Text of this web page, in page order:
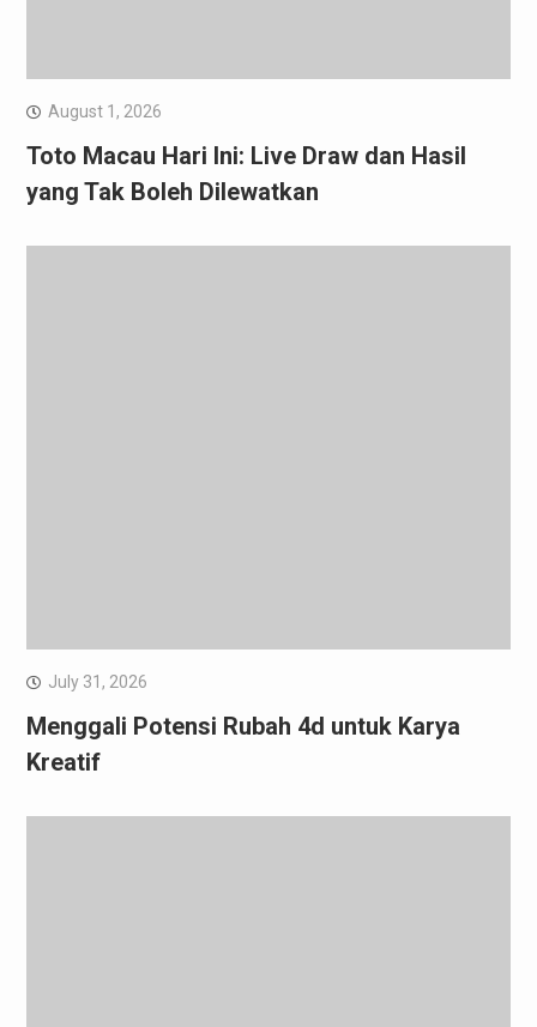
August 1, 2026
Toto Macau Hari Ini: Live Draw dan Hasil
yang Tak Boleh Dilewatkan
July 31, 2026
Menggali Potensi Rubah 4d untuk Karya
Kreatif